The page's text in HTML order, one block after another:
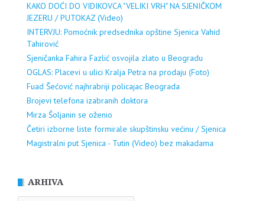
KAKO DOĆI DO VIDIKOVCA "VELIKI VRH" NA SJENIČKOM
JEZERU / PUTOKAZ (Video)
INTERVJU: Pomoćnik predsednika opštine Sjenica Vahid
Tahirović
Sjeničanka Fahira Fazlić osvojila zlato u Beogradu
OGLAS: Placevi u ulici Kralja Petra na prodaju (Foto)
Fuad Šećović najhrabriji policajac Beograda
Brojevi telefona izabranih doktora
Mirza Šoljanin se oženio
Četiri izborne liste formirale skupštinsku većinu / Sjenica
Magistralni put Sjenica - Tutin (Video) bez makadama
ARHIVA